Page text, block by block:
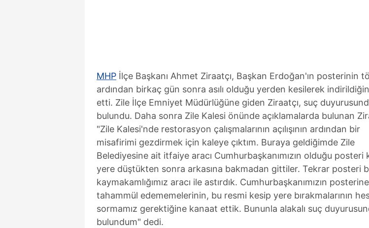
MHP İlçe Başkanı Ahmet Ziraatçı, Başkan Erdoğan'ın posterinin
ardından birkaç gün sonra asılı olduğu yerden kesilerek
etti. Zile İlçe Emniyet Müdürlüğüne giden Ziraatçı, suç
bulundu. Daha sonra Zile Kalesi önünde açıklamalarda bulunan
"Zile Kalesi'nde restorasyon çalışmalarının açılışının ardından bir
misafirimi gezdirmek için kaleye çıktım. Buraya geldiğimde Zile
Belediyesine ait itfaiye aracı Cumhurbaşkanımızın olduğu posteri
yere düştükten sonra arkasına bakmadan gittiler. Tekrar posteri
kaymakamlığımız aracı ile astırdık. Cumhurbaşkanımızın posterine
tahammül edememelerinin, bu resmi kesip yere bırakmalarının
sormamız gerektiğine kanaat ettik. Bununla alakalı suç
bulundum" dedi.